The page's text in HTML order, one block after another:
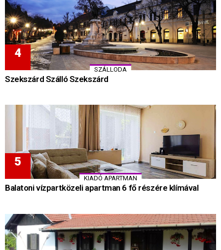
SZÁLLODA
Szekszárd Szálló Szekszárd
KIADÓ APARTMAN
Balatoni vízpartközeli apartman 6 fő részére klímával